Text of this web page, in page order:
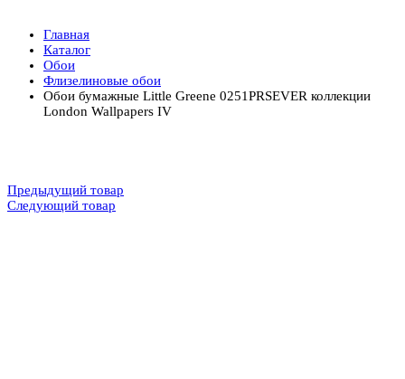
Главная
Каталог
Обои
Флизелиновые обои
Обои бумажные Little Greene 0251PRSEVER коллекции
London Wallpapers IV
Предыдущий товар
Следующий товар